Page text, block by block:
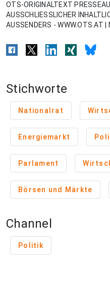
OTS-ORIGINALTEXT
AUSSCHLIESSLICHER
AUSSENDERS - WWW.OTS.AT |
Stichworte
Nationalrat
Energiemarkt
Parlament
Börsen und Märkte
Channel
Politik